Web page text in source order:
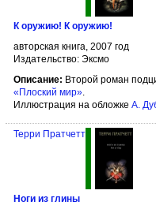
К оружию! К оружию!
авторская книга, 2007 год
Издательство: Эксмо
Описание: Второй роман
«Плоский мир».
Иллюстрация на обложке А.
Терри Пратчетт
Ноги из глины